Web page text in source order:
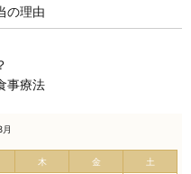
の理由
事療法
木 金 土